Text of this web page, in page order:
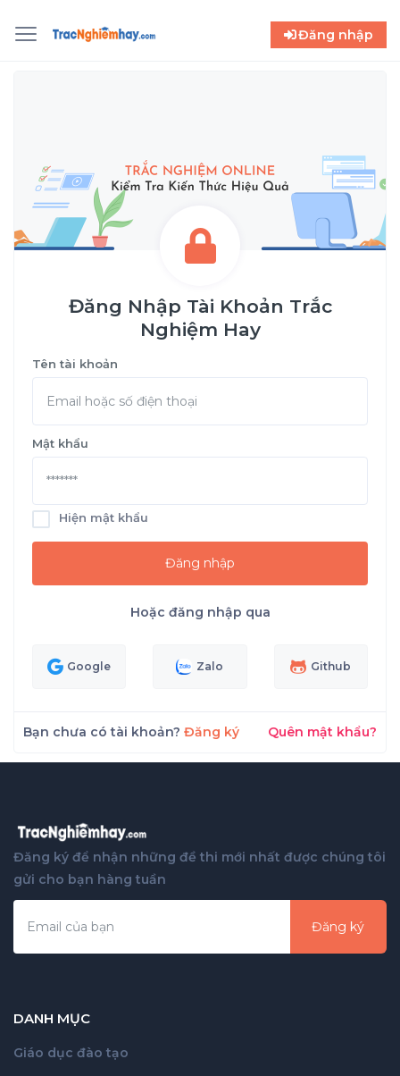
Đăng nhập
Đăng Nhập Tài Khoản Trắc
Nghiệm Hay
Tên tài khoản
Mật khẩu
Hiện mật khẩu
Đăng nhập
Hoặc đăng nhập qua
Google Zalo Github
Bạn chưa có tài khoản? Đăng ký Quên mật khẩu?
Đăng ký để nhận những đề thi mới nhất được chúng tôi
gửi cho bạn hàng tuần
Đăng ký
DANH MỤC
Giáo dục đào tạo